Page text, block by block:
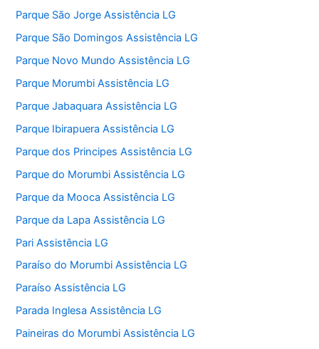
Parque São Jorge Assistência LG
Parque São Domingos Assistência LG
Parque Novo Mundo Assistência LG
Parque Morumbi Assistência LG
Parque Jabaquara Assistência LG
Parque Ibirapuera Assistência LG
Parque dos Principes Assistência LG
Parque do Morumbi Assistência LG
Parque da Mooca Assistência LG
Parque da Lapa Assistência LG
Pari Assistência LG
Paraíso do Morumbi Assistência LG
Paraíso Assistência LG
Parada Inglesa Assistência LG
Paineiras do Morumbi Assistência LG